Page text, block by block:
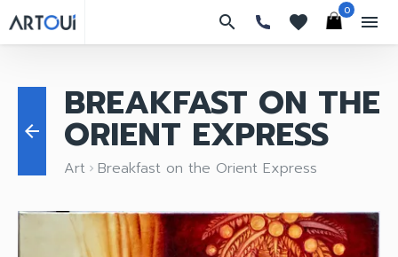
search favorites
0
menu
arrow_back
BREAKFAST ON THE
ORIENT EXPRESS
Art keyboard_arrow_right Breakfast on the Orient Express